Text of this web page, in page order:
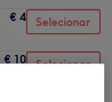
€ 4 Selecionar
€ 10 Selecionar